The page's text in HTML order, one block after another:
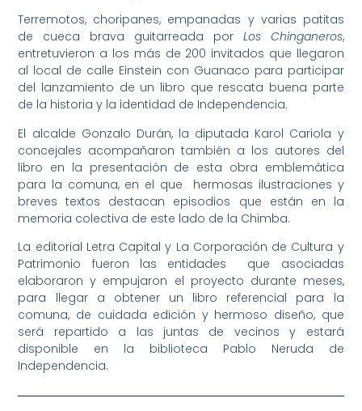
Terremotos, choripanes, empanadas y varias patitas
de cueca brava guitarreada por Los Chinganeros,
entretuvieron a los más de 200 invitados que llegaron
al local de calle Einstein con Guanaco para participar
del lanzamiento de un libro que rescata buena parte
de la historia y la identidad de Independencia.
El alcalde Gonzalo Durán, la diputada Karol Cariola y
concejales acompañaron también a los autores del
libro en la presentación de esta obra emblemática
para la comuna, en el que hermosas ilustraciones y
breves textos destacan episodios que están en la
memoria colectiva de este lado de la Chimba.
La editorial Letra Capital y La Corporación de Cultura y
Patrimonio fueron las entidades que asociadas
elaboraron y empujaron el proyecto durante meses,
para llegar a obtener un libro referencial para la
comuna, de cuidada edición y hermoso diseño, que
será repartido a las juntas de vecinos y estará
disponible en la biblioteca Pablo Neruda de
Independencia.